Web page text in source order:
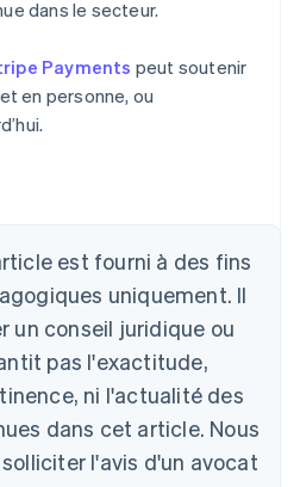
dans le secteur.
Payments peut soutenir
en personne, ou
est fourni à des fins
uniquement. Il
un conseil juridique ou
pas l'exactitude,
ni l'actualité des
dans cet article. Nous
l'avis d'un avocat
English